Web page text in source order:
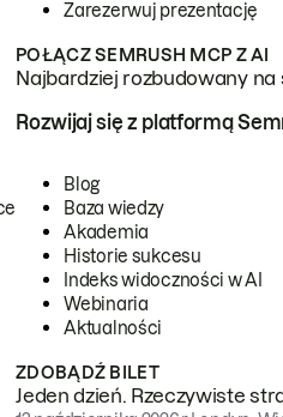
Zarezerwuj prezentację
POŁĄCZ SEMRUSH MCP Z AI
Najbardziej rozbudowany
Rozwijaj się z platformą
Blog
Baza wiedzy
Akademia
Historie sukcesu
Indeks widoczności w AI
Webinaria
Aktualności
ZDOBĄDŹ BILET
Jeden dzień. Rzeczywiste